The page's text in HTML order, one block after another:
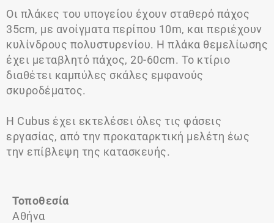
Οι πλάκες του υπογείου έχουν σταθερό πάχος
35cm, με ανοίγματα περίπου 10m, και περιέχουν
κυλίνδρους πολυστυρενίου. Η πλάκα θεμελίωσης
έχει μεταβλητό πάχος, 20-60cm. Το κτίριο
διαθέτει καμπύλες σκάλες εμφανούς
σκυροδέματος.
Η Cubus έχει εκτελέσει όλες τις φάσεις
εργασίας, από την προκαταρκτική μελέτη έως
την επίβλεψη της κατασκευής.
Τοποθεσία
Αθήνα